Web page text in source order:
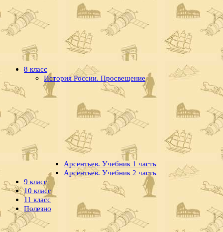
8 класс
История России. Просвещение
Арсентьев. Учебник 1 часть
Арсентьев. Учебник 2 часть
9 класс
10 класс
11 класс
Полезно